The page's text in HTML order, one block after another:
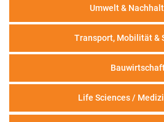
Umwelt &
Transport, Mobilität &
Life Sciences /